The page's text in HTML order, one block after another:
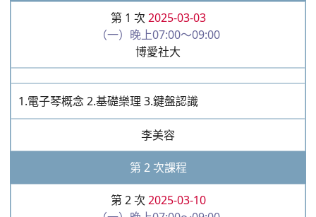
第 1 次課程
第 1 次2025-03-03
（一）晚上07:00～09:00
1.電子琴概念 2.基礎樂理 3.鍵盤認識
李美容
第 2 次課程